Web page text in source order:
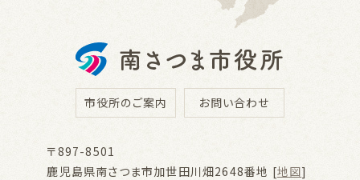
市役所のご案内 お問い合わせ
〒897-8501
鹿児島県南さつま市加世田川畑2648番地 [地図]